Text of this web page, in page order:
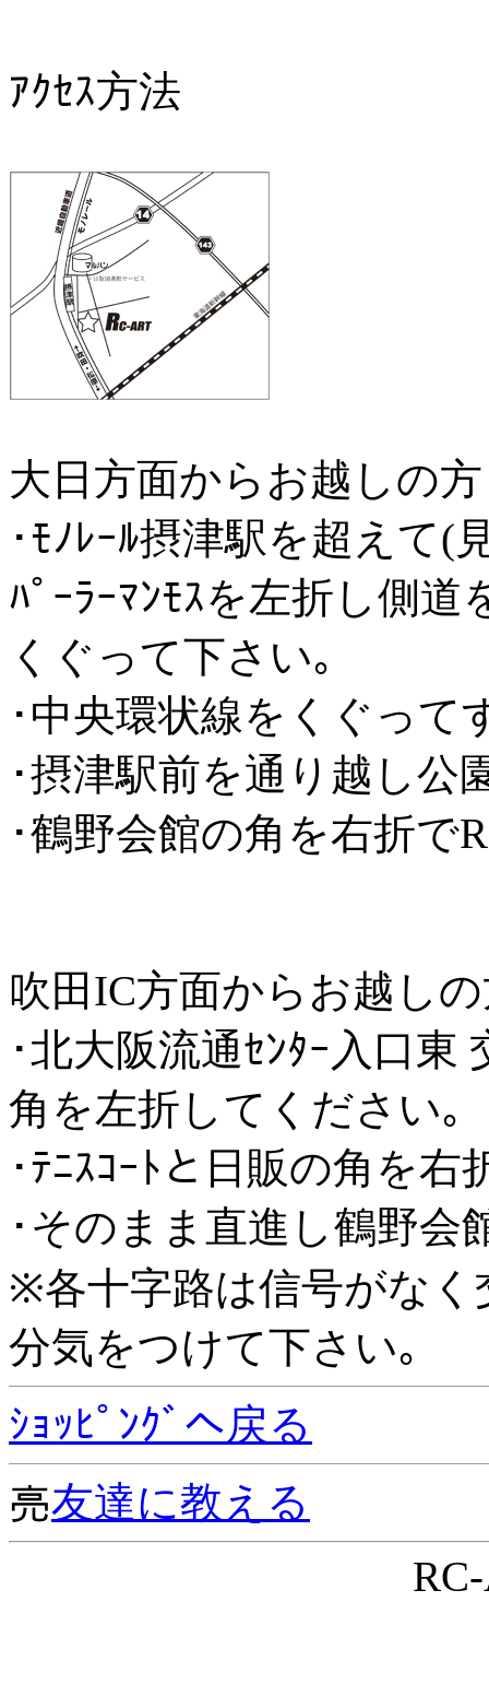
ｱｸｾｽ方法
大日方面からお越しの方
･ﾓﾉﾚｰﾙ摂津駅を超えて(
ﾊﾟｰﾗｰﾏﾝﾓｽを左折し側
くぐって下さい｡
･中央環状線をくぐって
･摂津駅前を通り越し公
･鶴野会館の角を右折で
吹田IC方面からお越し
･北大阪流通ｾﾝﾀｰ入口東
角を左折してください｡
･ﾃﾆｽｺｰﾄと日販の角を右
･そのまま直進し鶴野会
※各十字路は信号がな
分気をつけて下さい｡
ｼｮｯﾋﾟﾝｸﾞへ戻る
亮友達に教える